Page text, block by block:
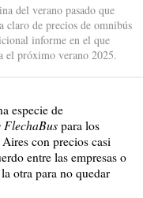
del verano pasado que
claro de precios de omnibús
informe en el que
el próximo verano 2025.
especie de
FlechaBus para los
con precios casi
entre las empresas o
otra para no quedar